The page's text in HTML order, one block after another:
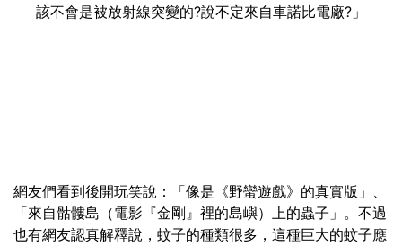
該不會是被放射線突變的?說不定來自車諾比電廠?」
網友們看到後開玩笑說：「像是《野蠻遊戲》的真實版」、
「來自骷髏島（電影『金剛』裡的島嶼）上的蟲子」。不過
也有網友認真解釋說，蚊子的種類很多，這種巨大的蚊子應